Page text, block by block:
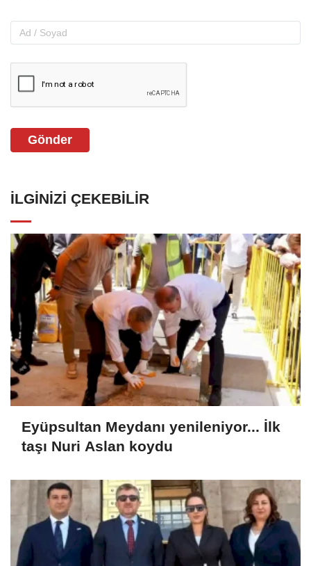
Gönder
İLGINIZI ÇEKEBILIR
Eyüpsultan Meydanı yenileniyor... İlk
taşı Nuri Aslan koydu